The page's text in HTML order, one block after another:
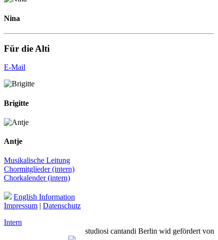
Nina
Für die Alti
E-Mail
Brigitte
Antje
Musikalische Leitung
Chormitglieder (intern)
Chorkalender (intern)
English Information
Impressum | Datenschutz
Intern
studiosi cantandi Berlin wid gefördert von